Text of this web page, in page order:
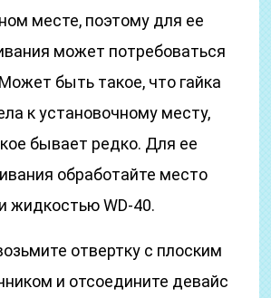
месте, поэтому для ее
может потребоваться
быть такое, что гайка
к установочному месту,
бывает редко. Для ее
обработайте место
жидкостью WD-40.
отвертку с плоским
и отсоедините девайс